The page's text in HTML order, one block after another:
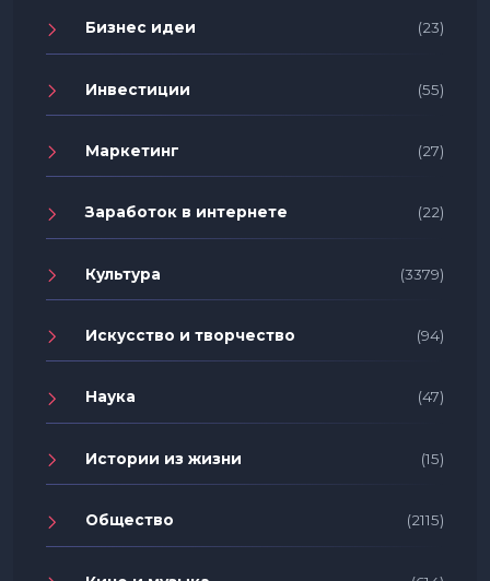
Бизнес идеи (23)
Инвестиции (55)
Маркетинг (27)
Заработок в интернете (22)
Культура (3379)
Искусство и творчество (94)
Наука (47)
Истории из жизни (15)
Общество (2115)